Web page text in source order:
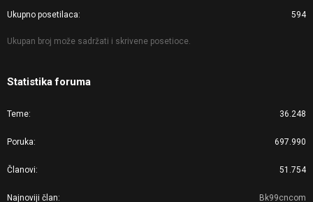
Ukupno posetilaca 594
Ukupan broj može sadržati i skrivene posetioce.
Statistika foruma
Teme 36.248
Poruka 697.990
Članovi 51.754
Najnoviji član Bk99cncom